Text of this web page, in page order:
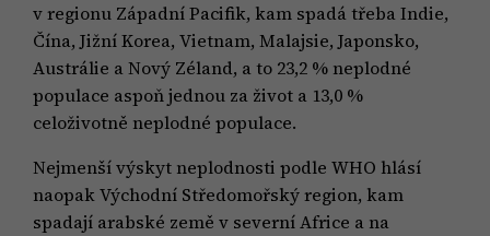
v regionu Západní Pacifik, kam spadá třeba Indie,
Čína, Jižní Korea, Vietnam, Malajsie, Japonsko,
Austrálie a Nový Zéland, a to 23,2 % neplodné
populace aspoň jednou za život a 13,0 %
celoživotně neplodné populace.
Nejmenší výskyt neplodnosti podle WHO hlásí
naopak Východní Středomořský region, kam
spadají arabské země v severní Africe a na